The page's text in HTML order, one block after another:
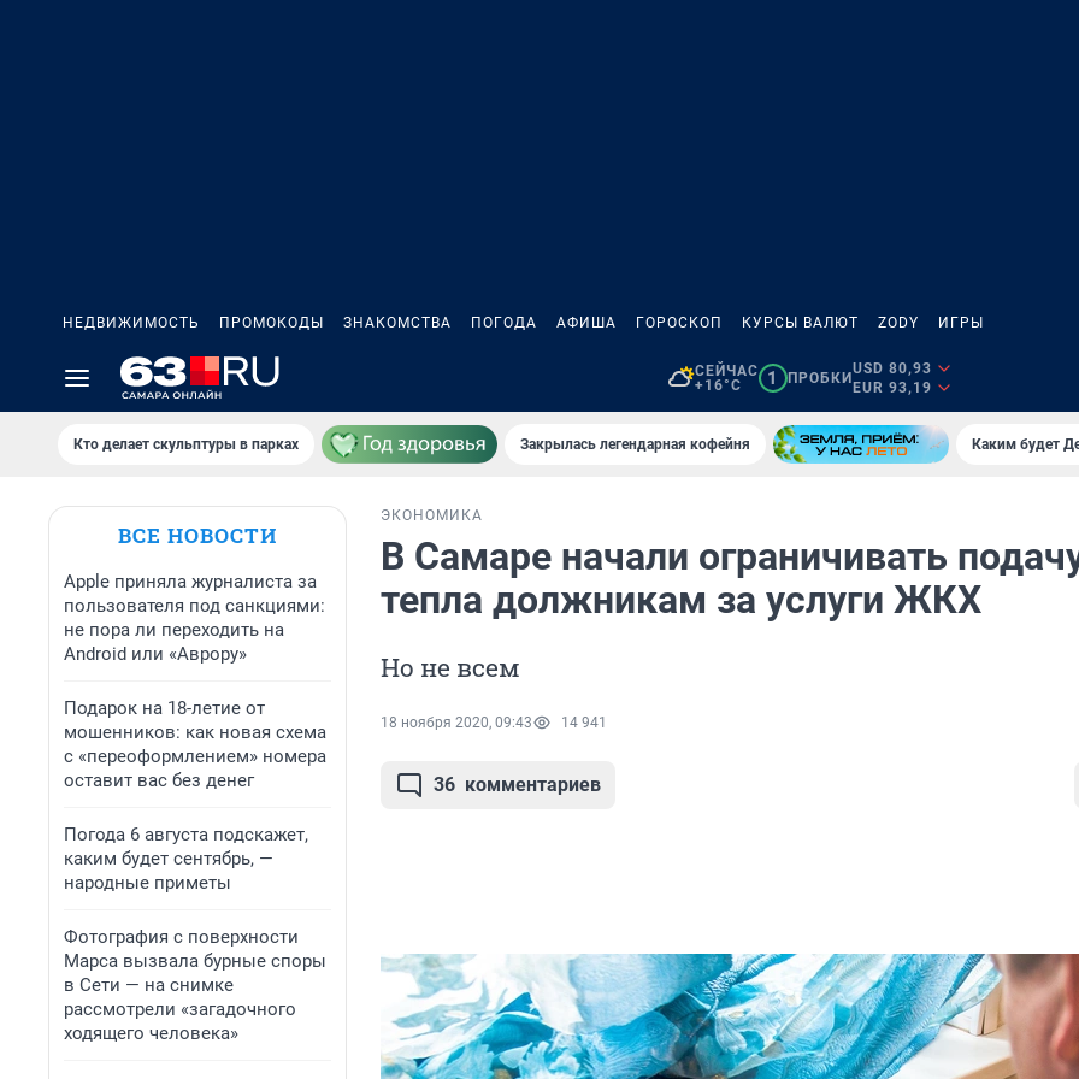
НЕДВИЖИМОСТЬ ПРОМОКОДЫ ЗНАКОМСТВА ПОГОДА АФИША ГОРОСКОП КУРСЫ ВАЛЮТ ZODY ИГРЫ
СЕЙЧАС
+16°C
1 ПРОБКИ
USD 80,93
EUR 93,19
Кто делает скульптуры в парках Закрылась легендарная кофейня Каким будет
ВСЕ НОВОСТИ
Apple приняла журналиста за
пользователя под санкциями:
не пора ли переходить на
Android или «Аврору»
Подарок на 18-летие от
мошенников: как новая схема
с «переоформлением» номера
оставит вас без денег
Погода 6 августа подскажет,
каким будет сентябрь, —
народные приметы
Фотография с поверхности
Марса вызвала бурные споры
в Сети — на снимке
рассмотрели «загадочного
ходящего человека»
ЭКОНОМИКА
В Самаре начали ограничивать
тепла должникам за услуги ЖКХ
Но не всем
18 ноября 2020, 09:43 14 941
36 комментариев